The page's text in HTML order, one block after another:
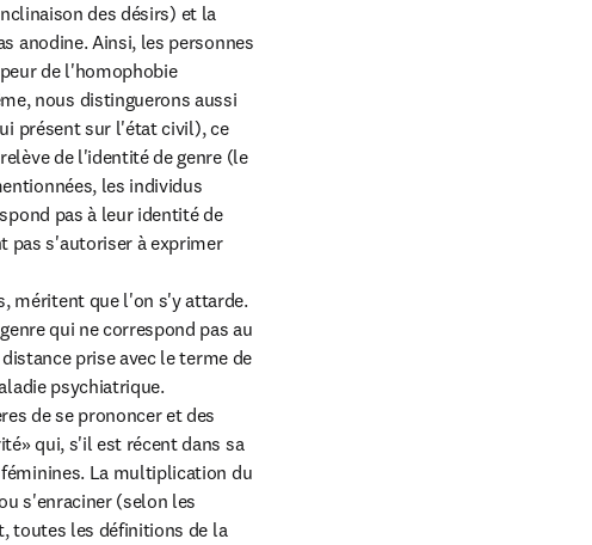
des désirs) et la
anodine. Ainsi, les personnes
de l'homophobie
nous distinguerons aussi
présent sur l'état civil), ce
de l'identité de genre (le
les individus
pas à leur identité de
pas s'autoriser à exprimer
méritent que l'on s'y attarde.
qui ne correspond pas au
prise avec le terme de
psychiatrique.
de se prononcer et des
qui, s'il est récent dans sa
La multiplication du
s'enraciner (selon les
toutes les définitions de la